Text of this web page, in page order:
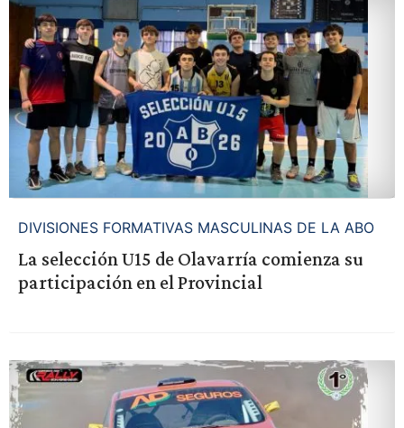
DIVISIONES FORMATIVAS MASCULINAS DE LA ABO
La selección U15 de Olavarría comienza su
participación en el Provincial